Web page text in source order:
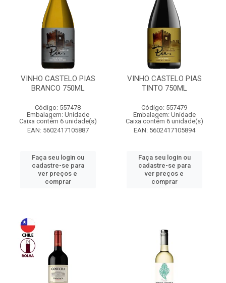
VINHO CASTELO PIAS
BRANCO 750ML
Código: 557478
Embalagem: Unidade
Caixa contém 6 unidade(s)
EAN: 5602417105887
Faça seu login ou
cadastre-se para
ver preços e
comprar
VINHO CASTELO PIAS
TINTO 750ML
Código: 557479
Embalagem: Unidade
Caixa contém 6 unidade(s)
EAN: 5602417105894
Faça seu login ou
cadastre-se para
ver preços e
comprar